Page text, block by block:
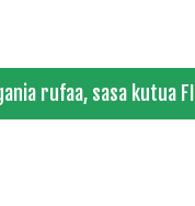
rufaa, sasa kutua